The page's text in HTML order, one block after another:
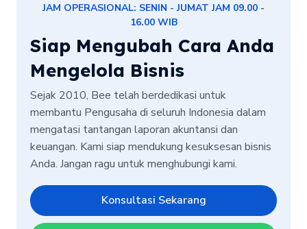
JAM OPERASIONAL: SENIN - JUMAT JAM 09.00 -
16.00 WIB
Siap Mengubah Cara Anda
Mengelola Bisnis
Sejak 2010, Bee telah berdedikasi untuk
membantu Pengusaha di seluruh Indonesia dalam
mengatasi tantangan laporan akuntansi dan
keuangan. Kami siap mendukung kesuksesan bisnis
Anda. Jangan ragu untuk menghubungi kami.
Konsultasi Sekarang